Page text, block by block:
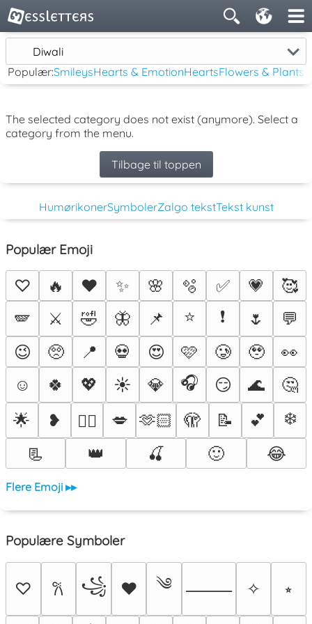
Diwali
Populær:SmileysHearts & EmotionHeartsFlowers & Plants
The selected category does not exist (anymore). Select a
category from the menu.
Tilbage til toppen
HumørikonerSymbolerZalgo tekstTekst kunst
Populær Emoji
♡ 🔥 ❤️ ✨ 🌸 🫧 ✅ 💗
🥰
🪽
⚔️ 🤣 🦋 📌 ⭐ ❗ 🌷
💬
😉
🥺 📍 💀 😍 🩷 🥲 🥹
👀
☺️
🍀 💖 ☀️ 💎 🎧 😏 🌊
🤔
🌟
❥ ❤️‍🔥 💋 🫶🏻 🫣 📝 💕
❄️
📃
👑 🍒 🙂 😂
Flere Emoji ▸▸
Populære Symboler
♡ 𐙚 ꧁ ♥ ༄ ⸻ ✧ ⭒